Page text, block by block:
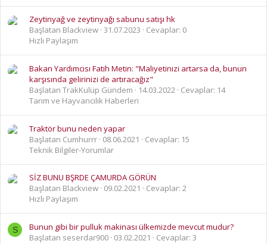
Zeytinyağ ve zeytinyağı sabunu satışı hk
Başlatan Blackview 31.07.2023
Cevaplar: 0
Hızlı Paylaşım
Bakan Yardımcısı Fatih Metin: "Maliyetinizi artarsa da, bunun
karşısında gelirinizi de artıracağız"
Başlatan TrakKulüp Gündem
14.03.2022 Cevaplar: 14
Tarım ve Hayvancılık Haberleri
Traktör bunu neden yapar
Başlatan Cumhurrr 08.06.2021
Cevaplar: 15
Teknik Bilgiler-Yorumlar
SİZ BUNU BŞRDE ÇAMURDA GÖRÜN
Başlatan Blackview 09.02.2021
Cevaplar: 2
Hızlı Paylaşım
S
Bunun gibi bir pulluk makinası ülkemizde mevcut mudur?
Başlatan seserdar900 03.02.2021
Cevaplar: 3